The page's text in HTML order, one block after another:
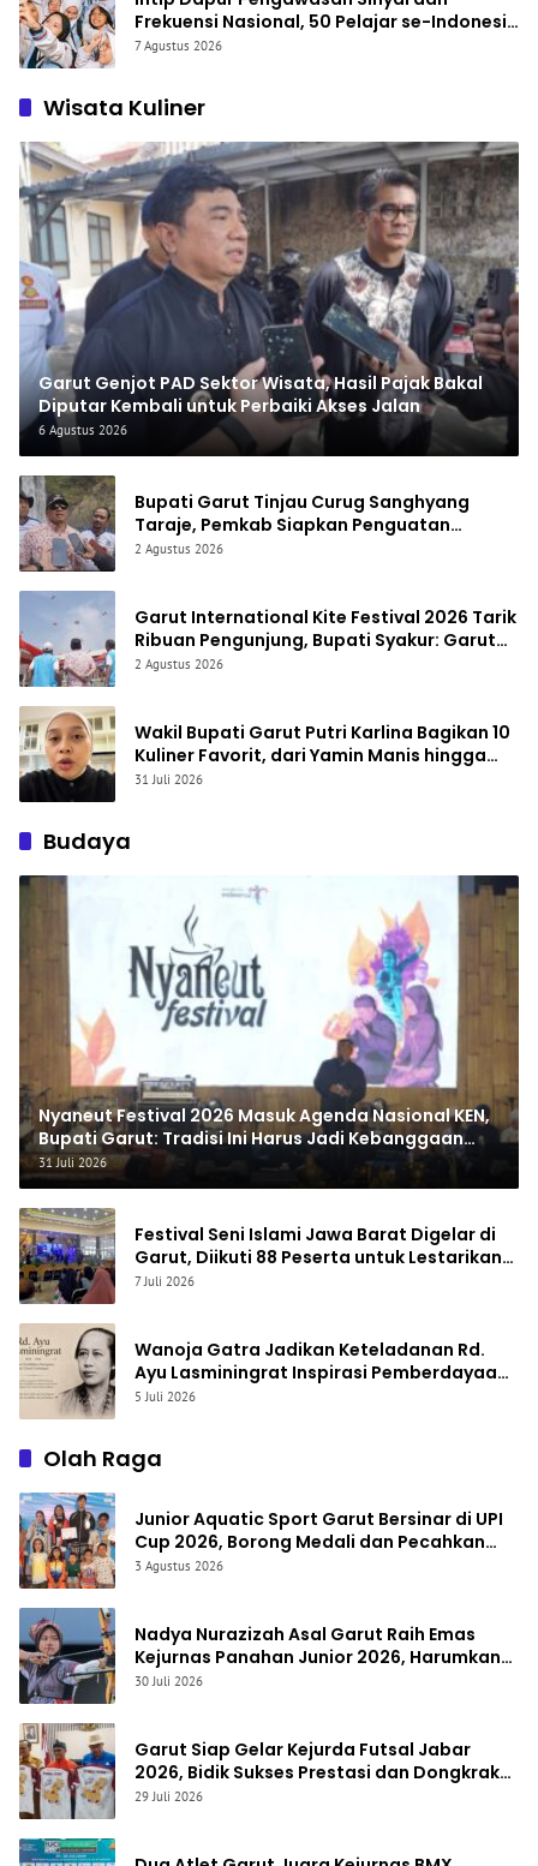
Frekuensi Nasional, 50 Pelajar se-Indonesia
Sambangi Komdigi
7 Agustus 2026
Wisata Kuliner
Garut Genjot PAD Sektor Wisata, Hasil Pajak Bakal
Diputar Kembali untuk Perbaiki Akses Jalan
6 Agustus 2026
Bupati Garut Tinjau Curug Sanghyang
Taraje, Pemkab Siapkan Penguatan
Infrastruktur untuk Dongkrak Pariwisata
2 Agustus 2026
Garut International Kite Festival 2026 Tarik
Ribuan Pengunjung, Bupati Syakur: Garut
Makin Dikenal Dunia
2 Agustus 2026
Wakil Bupati Garut Putri Karlina Bagikan 10
Kuliner Favorit, dari Yamin Manis hingga
Mie Cirambay Cigedug
31 Juli 2026
Budaya
Nyaneut Festival 2026 Masuk Agenda Nasional KEN,
Bupati Garut: Tradisi Ini Harus Jadi Kebanggaan
Daerah
31 Juli 2026
Festival Seni Islami Jawa Barat Digelar di
Garut, Diikuti 88 Peserta untuk Lestarikan
Seni Qasidah dan Vokal Religi
7 Juli 2026
Wanoja Gatra Jadikan Keteladanan Rd.
Ayu Lasminingrat Inspirasi Pemberdayaan
Perempuan Garut Utara
5 Juli 2026
Olah Raga
Junior Aquatic Sport Garut Bersinar di UPI
Cup 2026, Borong Medali dan Pecahkan
Rekor Waktu Pribadi
3 Agustus 2026
Nadya Nurazizah Asal Garut Raih Emas
Kejurnas Panahan Junior 2026, Harumkan
Nama Jawa Barat
30 Juli 2026
Garut Siap Gelar Kejurda Futsal Jabar
2026, Bidik Sukses Prestasi dan Dongkrak
Sport Tourism
29 Juli 2026